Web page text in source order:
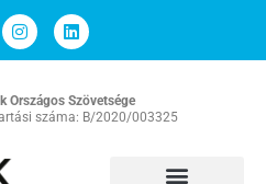
Országos Szövetsége
száma: B/2020/003325